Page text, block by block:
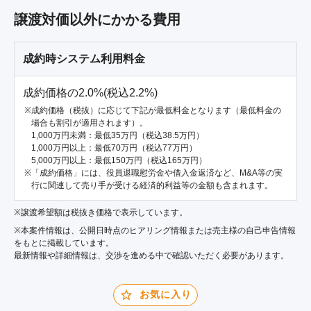
譲渡対価以外にかかる費用
成約時システム利用料金
成約価格の2.0%(税込2.2%)
成約価格（税抜）に応じて下記が最低料金となります（最低料金の
場合も割引が適用されます）。
1,000万円未満：最低35万円（税込38.5万円）
1,000万円以上：最低70万円（税込77万円）
5,000万円以上：最低150万円（税込165万円）
「成約価格」には、役員退職慰労金や借入金返済など、M&A等の実
行に関連して売り手が受ける経済的利益等の金額も含まれます。
※譲渡希望額は税抜き価格で表示しています。
※本案件情報は、公開日時点のヒアリング情報または売主様の自己申告情報
をもとに掲載しています。
最新情報や詳細情報は、交渉を進める中で確認いただく必要があります。
お気に入り